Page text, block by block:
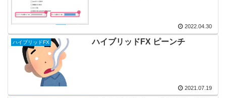
2022.04.30
ハイブリッドFX ハイブリッドFX ピーンチ
2021.07.19